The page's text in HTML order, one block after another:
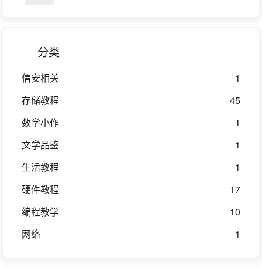
分类
信安相关
1
存储教程
45
数学小作
1
文学品鉴
1
生活教程
1
硬件教程
17
编程教学
10
网络
1